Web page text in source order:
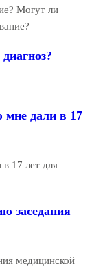
Могут ли
мне дали в 17
17 лет для
заседания
медицинской